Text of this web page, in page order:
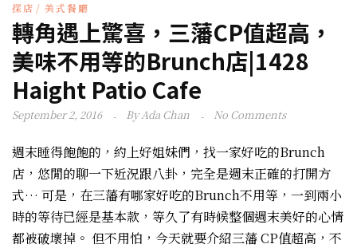
探店 美式餐廳
轉角遇上驚喜，三藩CP值超高，
美味不用等的Brunch店|1428
Haight Patio Cafe
September 2, 2016 ByAda Chan No Comments
週末睡得飽飽的，約上好姐妹們，找一家好吃的Brunch
店，悠閒的聊一下近況跟八卦，完全是週末正確的打開方
式… 可是，在三藩有哪家好吃的Brunch不用等，一到兩小
時的等待已經是基本款，等久了有時候整個週末美好的心情
都被破壞掉。 但不用怕，今天就要介紹三藩 CP值超高，不